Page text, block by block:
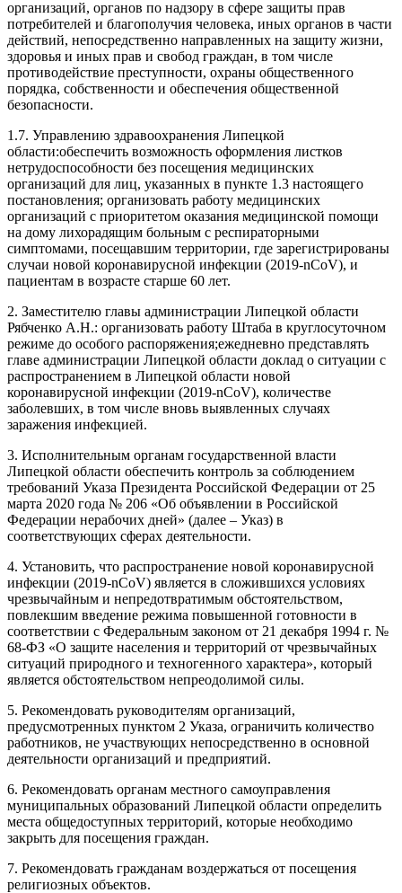
организаций, органов по надзору в сфере защиты прав
потребителей и благополучия человека, иных органов в части
действий, непосредственно направленных на защиту жизни,
здоровья и иных прав и свобод граждан, в том числе
противодействие преступности, охраны общественного
порядка, собственности и обеспечения общественной
безопасности.
1.7. Управлению здравоохранения Липецкой
области:обеспечить возможность оформления листков
нетрудоспособности без посещения медицинских
организаций для лиц, указанных в пункте 1.3 настоящего
постановления; организовать работу медицинских
организаций с приоритетом оказания медицинской помощи
на дому лихорадящим больным с респираторными
симптомами, посещавшим территории, где зарегистрированы
случаи новой коронавирусной инфекции (2019-nCoV), и
пациентам в возрасте старше 60 лет.
2. Заместителю главы администрации Липецкой области
Рябченко А.Н.: организовать работу Штаба в круглосуточном
режиме до особого распоряжения;ежедневно представлять
главе администрации Липецкой области доклад о ситуации с
распространением в Липецкой области новой
коронавирусной инфекции (2019-nCoV), количестве
заболевших, в том числе вновь выявленных случаях
заражения инфекцией.
3. Исполнительным органам государственной власти
Липецкой области обеспечить контроль за соблюдением
требований Указа Президента Российской Федерации от 25
марта 2020 года № 206 «Об объявлении в Российской
Федерации нерабочих дней» (далее – Указ) в
соответствующих сферах деятельности.
4. Установить, что распространение новой коронавирусной
инфекции (2019-nCoV) является в сложившихся условиях
чрезвычайным и непредотвратимым обстоятельством,
повлекшим введение режима повышенной готовности в
соответствии с Федеральным законом от 21 декабря 1994 г. №
68-ФЗ «О защите населения и территорий от чрезвычайных
ситуаций природного и техногенного характера», который
является обстоятельством непреодолимой силы.
5. Рекомендовать руководителям организаций,
предусмотренных пунктом 2 Указа, ограничить количество
работников, не участвующих непосредственно в основной
деятельности организаций и предприятий.
6. Рекомендовать органам местного самоуправления
муниципальных образований Липецкой области определить
места общедоступных территорий, которые необходимо
закрыть для посещения граждан.
7. Рекомендовать гражданам воздержаться от посещения
религиозных объектов.